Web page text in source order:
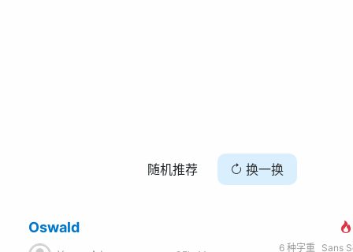
随机推荐 换一换
Oswald
6 种字重 Sans